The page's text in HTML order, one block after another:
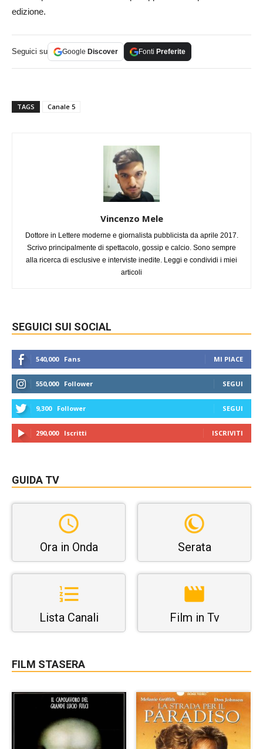
edizione.
Seguici su Google Discover Fonti Preferite
TAGS Canale 5
Vincenzo Mele
Dottore in Lettere moderne e giornalista pubblicista da aprile 2017.
Scrivo principalmente di spettacolo, gossip e calcio. Sono sempre
alla ricerca di esclusive e interviste inedite. Leggi e condividi i miei
articoli
SEGUICI SUI SOCIAL
540,000 Fans MI PIACE
550,000 Follower SEGUI
9,300 Follower SEGUI
290,000 Iscritti ISCRIVITI
GUIDA TV
Ora in Onda Serata
Lista Canali Film in Tv
FILM STASERA